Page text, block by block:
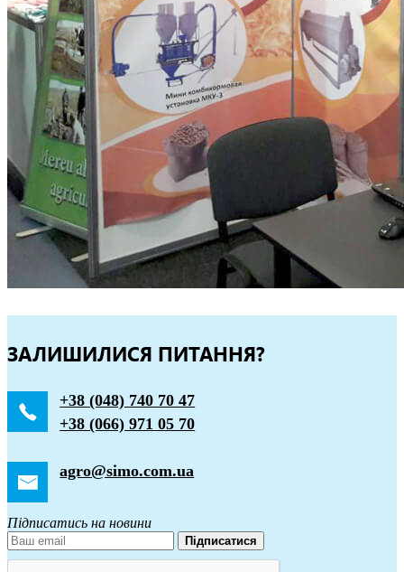
ЗАЛИШИЛИСЯ ПИТАННЯ?
+38 (048) 740 70 47
+38 (066) 971 05 70
agro@simo.com.ua
Підписатись на новини
Підписатися